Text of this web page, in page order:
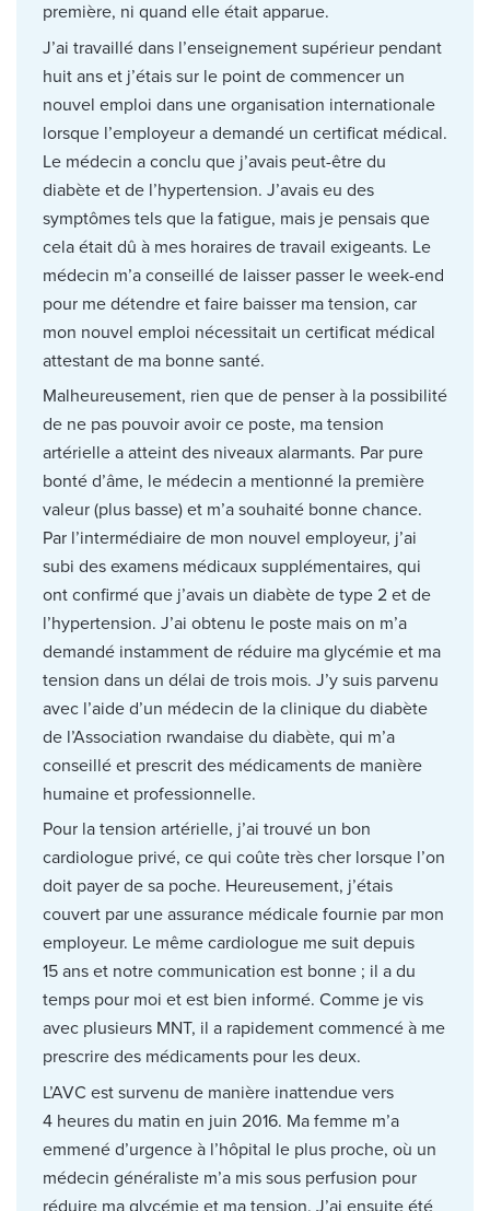
première, ni quand elle était apparue.
J’ai travaillé dans l’enseignement supérieur pendant
huit ans et j’étais sur le point de commencer un
nouvel emploi dans une organisation internationale
lorsque l’employeur a demandé un certificat médical.
Le médecin a conclu que j’avais peut-être du
diabète et de l’hypertension. J’avais eu des
symptômes tels que la fatigue, mais je pensais que
cela était dû à mes horaires de travail exigeants. Le
médecin m’a conseillé de laisser passer le week-end
pour me détendre et faire baisser ma tension, car
mon nouvel emploi nécessitait un certificat médical
attestant de ma bonne santé.
Malheureusement, rien que de penser à la possibilité
de ne pas pouvoir avoir ce poste, ma tension
artérielle a atteint des niveaux alarmants. Par pure
bonté d’âme, le médecin a mentionné la première
valeur (plus basse) et m’a souhaité bonne chance.
Par l’intermédiaire de mon nouvel employeur, j’ai
subi des examens médicaux supplémentaires, qui
ont confirmé que j’avais un diabète de type 2 et de
l’hypertension. J’ai obtenu le poste mais on m’a
demandé instamment de réduire ma glycémie et ma
tension dans un délai de trois mois. J’y suis parvenu
avec l’aide d’un médecin de la clinique du diabète
de l’Association rwandaise du diabète, qui m’a
conseillé et prescrit des médicaments de manière
humaine et professionnelle.
Pour la tension artérielle, j’ai trouvé un bon
cardiologue privé, ce qui coûte très cher lorsque l’on
doit payer de sa poche. Heureusement, j’étais
couvert par une assurance médicale fournie par mon
employeur. Le même cardiologue me suit depuis
15 ans et notre communication est bonne ; il a du
temps pour moi et est bien informé. Comme je vis
avec plusieurs MNT, il a rapidement commencé à me
prescrire des médicaments pour les deux.
L’AVC est survenu de manière inattendue vers
4 heures du matin en juin 2016. Ma femme m’a
emmené d’urgence à l’hôpital le plus proche, où un
médecin généraliste m’a mis sous perfusion pour
réduire ma glycémie et ma tension. J’ai ensuite été